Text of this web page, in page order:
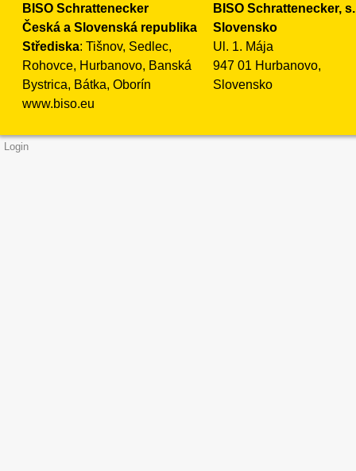
BISO Schrattenecker
Česká a Slovenská republika
Střediska: Tišnov, Sedlec,
Rohovce, Hurbanovo, Banská
Bystrica, Bátka, Oborín
www.biso.eu
BISO Schrattenecker,
Slovensko
Ul. 1. Mája
947 01 Hurbanovo,
Slovensko
Login